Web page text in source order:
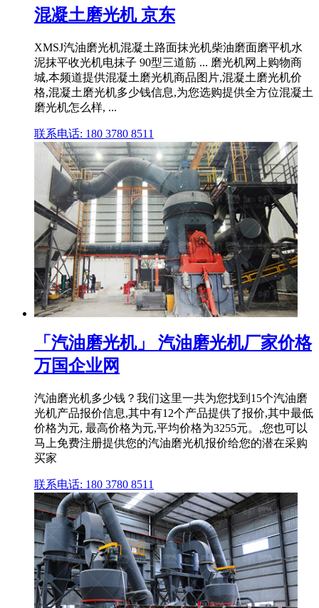
混凝土磨光机 京东
XMSJ汽油磨光机混凝土路面抹光机柴油磨面磨平机水
泥抹平收光机电抹子 90型三道筋 ... 磨光机网上购物商
城,本频道提供混凝土磨光机商品图片,混凝土磨光机价
格,混凝土磨光机多少钱信息,为您选购提供全方位混凝土
磨光机怎么样, ...
联系电话: 180 3780 8511
「汽油磨光机」 汽油磨光机厂家价格
万国企业网
汽油磨光机多少钱？我们这里一共为您找到15个汽油磨
光机产品报价信息,其中有12个产品提供了报价,其中最低
价格为元, 最高价格为元,平均价格为3255元。,您也可以
马上免费注册提供您的汽油磨光机报价给您的潜在采购
买家
联系电话: 180 3780 8511